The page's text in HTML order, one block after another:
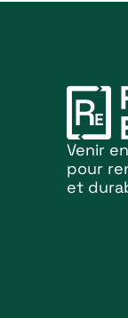
Venir
pour
et